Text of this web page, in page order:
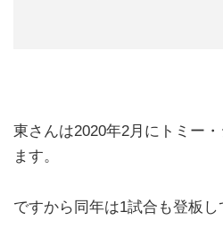
東さんは2020年2月にトミー
ます。
ですから同年は1試合も登板し